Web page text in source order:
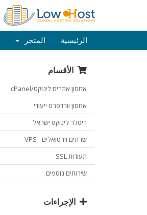
الرئيسية المتجر
الأقسام
אחסון אתרים לינוקס/cPanel
אחסון וורדפרס ייעודי
ריסלר לינוקס ישראל
שרתים וירטואלים - VPS
תעודות SSL
שירותים נוספים
الإجراءات